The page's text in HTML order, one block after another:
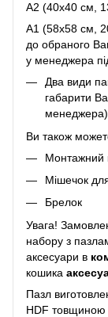
A2 (40х40 см,
A1 (58х58 см,
до обраного
у менеджера
Два види
габарити
менеджера)
Ви також
Монтажний
Мішечок
Брелок
Увага!
набору з
аксесуари в
кошика
Пазл
HDF